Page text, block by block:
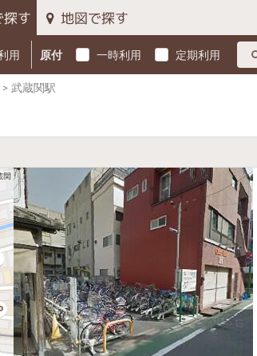
探す 地図で探す
用 原付 一時利用 定期利用
武蔵関駅